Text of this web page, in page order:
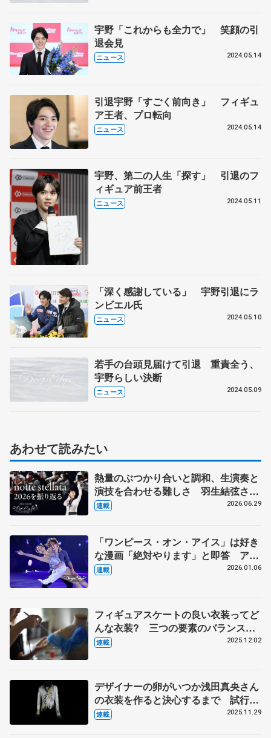
宇野「これからも全力で」 笑顔の引
退会見
ニュース 2024.05.14
引退宇野「すごく前向き」 フィギュ
ア王者、プロ転向
ニュース 2024.05.14
宇野、第二の人生「探す」 引退のフ
ィギュア前王者
ニュース 2024.05.11
「深く感謝している」 宇野引退にラ
ンビエル氏
ニュース 2024.05.10
若手の台頭見届けて引退 重責全う、
宇野らしい決断
ニュース 2024.05.09
あわせて読みたい
熱量のぶつかり合いと調和、生演奏と
演技を合わせる難しさ 羽生結弦さん
とコラボの東北ユースオーケストラの
連載 2026.06.29
「ワンピース・オン・アイス」は好き
な漫画「絶対やります」と即答 アイ
スショーはお客さんがメイン、純粋に
連載 2026.01.06
フィギュアスケートの良い衣装ってど
んな衣装? 三つの要素のバランスが
そろった羽生結弦さんの『ボレロ』
連載 2025.12.02
デザイナーの卵がいつか浅田真央さん
の衣装を作ると決心するまで 試行錯
誤の日々、２週間で仕上げた羽生結弦
連載 2025.11.29